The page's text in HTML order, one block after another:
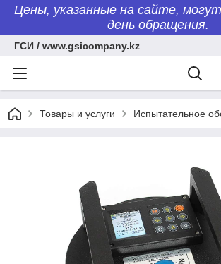
Цены, указанные на сайте,
день обращения.
ГСИ / www.gsicompany.kz
Товары и услуги Испытательное